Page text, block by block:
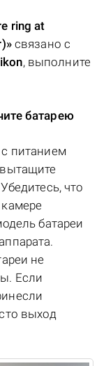
ring at
связано с
, выполните
батарею
питанием
что
батареи
не
Если
выход